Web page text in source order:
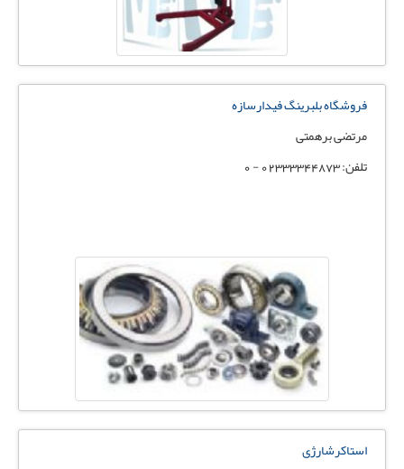
فروشگاه بلبرینگ فیدارسازه
مرتضی برهمتی
تلفن: 02333344873 - 0
استاکرشارژی